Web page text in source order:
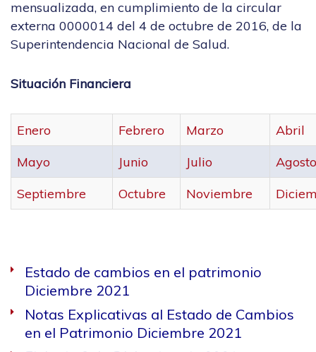
mensualizada, en cumplimiento de la circular
externa 0000014 del 4 de octubre de 2016, de la
Superintendencia Nacional de Salud.
Situación Financiera
Enero Febrero Marzo
Abril
Mayo
Junio Julio
Agosto
Septiembre
Octubre Noviembre
Estado de cambios en el patrimonio
Diciembre 2021
Notas Explicativas al Estado de Cambios
en el Patrimonio Diciembre 2021